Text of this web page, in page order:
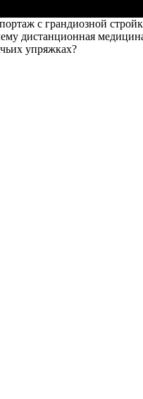
с грандиозной
дистанционная медицина
упряжках?